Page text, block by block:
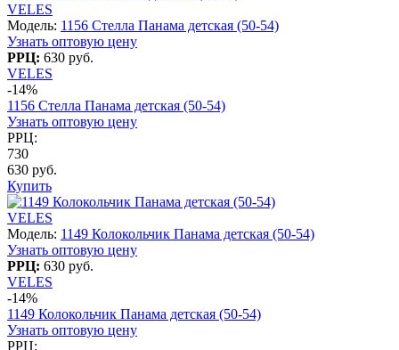
VELES
Модель: 1156 Стелла Панама детская (50-54)
Узнать оптовую цену
РРЦ: 630 руб.
VELES
-14%
1156 Стелла Панама детская (50-54)
Узнать оптовую цену
РРЦ:
730
630 руб.
Купить
VELES
Модель: 1149 Колокольчик Панама детская (50-54)
Узнать оптовую цену
РРЦ: 630 руб.
VELES
-14%
1149 Колокольчик Панама детская (50-54)
Узнать оптовую цену
РРЦ: